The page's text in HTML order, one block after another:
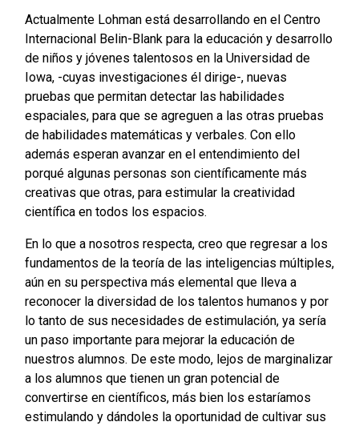
Actualmente Lohman está desarrollando en el Centro
Internacional Belin-Blank para la educación y desarrollo
de niños y jóvenes talentosos en la Universidad de
Iowa, -cuyas investigaciones él dirige-, nuevas
pruebas que permitan detectar las habilidades
espaciales, para que se agreguen a las otras pruebas
de habilidades matemáticas y verbales. Con ello
además esperan avanzar en el entendimiento del
porqué algunas personas son científicamente más
creativas que otras, para estimular la creatividad
científica en todos los espacios.
En lo que a nosotros respecta, creo que regresar a los
fundamentos de la teoría de las inteligencias múltiples,
aún en su perspectiva más elemental que lleva a
reconocer la diversidad de los talentos humanos y por
lo tanto de sus necesidades de estimulación, ya sería
un paso importante para mejorar la educación de
nuestros alumnos. De este modo, lejos de marginalizar
a los alumnos que tienen un gran potencial de
convertirse en científicos, más bien los estaríamos
estimulando y dándoles la oportunidad de cultivar sus